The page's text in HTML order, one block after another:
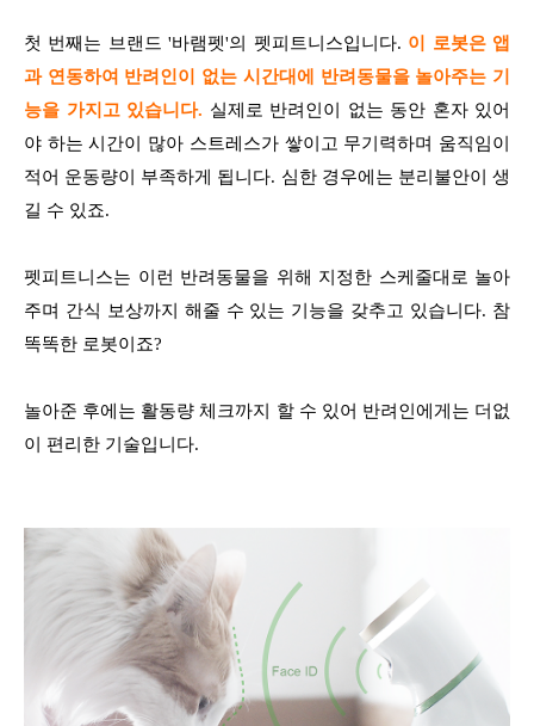
첫 번째는 브랜드 '바램펫'의 펫피트니스입니다. 이 로봇은 앱
과 연동하여 반려인이 없는 시간대에 반려동물을 놀아주는 기
능을 가지고 있습니다. 실제로 반려인이 없는 동안 혼자 있어
야 하는 시간이 많아 스트레스가 쌓이고 무기력하며 움직임이
적어 운동량이 부족하게 됩니다. 심한 경우에는 분리불안이 생
길 수 있죠.
펫피트니스는 이런 반려동물을 위해 지정한 스케줄대로 놀아
주며 간식 보상까지 해줄 수 있는 기능을 갖추고 있습니다. 참
똑똑한 로봇이죠?
놀아준 후에는 활동량 체크까지 할 수 있어 반려인에게는 더없
이 편리한 기술입니다.